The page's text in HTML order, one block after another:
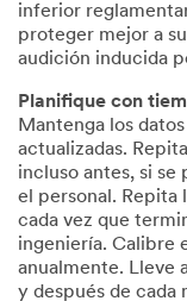
inferior
proteger mejor a
audición inducida
Planifique con
Mantenga los
actualizadas.
incluso antes, si se
el personal. Repita
cada vez que
ingeniería. Calibre
anualmente. Lleve
y después de cada